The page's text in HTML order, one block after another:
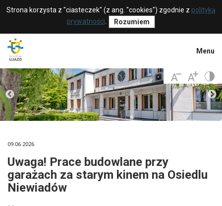
Strona korzysta z "ciasteczek" (z ang. "cookies") zgodnie z polityką
prywatności
Rozumiem
Menu
09.06.2026
Uwaga! Prace budowlane przy
garażach za starym kinem na Osiedlu
Niewiadów